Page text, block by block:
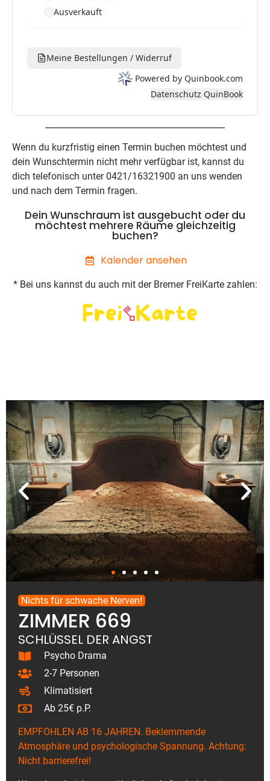
Wenn du kurzfristig einen Termin buchen möchtest und
dein Wunschtermin nicht mehr verfügbar ist, kannst du
dich telefonisch unter 0421/16321900 an uns wenden
und nach dem Termin fragen.
Dein Wunschraum ist ausgebucht oder du
möchtest mehrere Räume gleichzeitig
buchen?
Kalender ansehen
* Bei uns kannst du auch mit der Bremer FreiKarte zahlen:
Nichts für schwache Nerven!
ZIMMER 669
SCHLÜSSEL DER ANGST
Psycho Drama
2-7 Personen
Klimatisiert
Ab 25€ p.P.
EMPFOHLEN AB 16 JAHREN. Beklemmende
Atmosphäre und psychologische Spannung. Achtung:
Nicht barrierefrei!